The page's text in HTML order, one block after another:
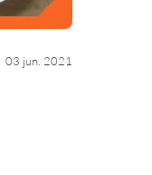
03 jun. 2021